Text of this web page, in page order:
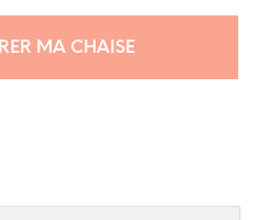
MA CHAISE